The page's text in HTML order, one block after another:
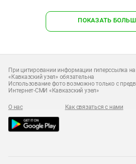
ПОКАЗАТЬ
При цитировании информации гиперссылка
«Кавказский узел» обязательна
Использование фото возможно только с
Интернет-СМИ «Кавказский узел»
О нас Как связаться с нами